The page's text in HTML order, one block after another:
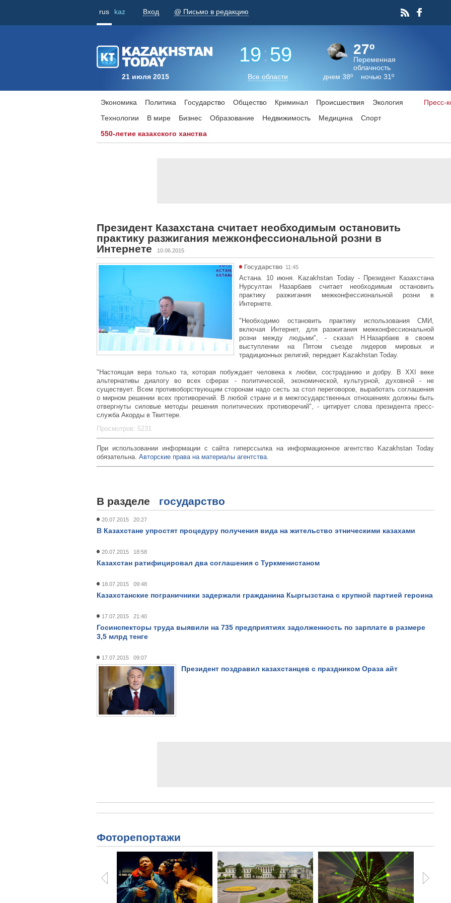
rus kaz Вход @ Письмо в редакцию
21 июля 2015
19:59
Все области
27º
Переменная
облачность
днем 38º ночью 31º
Экономика Политика Государство Общество Криминал Происшествия
Экология
Технологии
В мире Бизнес Образование Недвижимость Медицина
Спорт
550-летие казахского ханства
Пресс-
Президент Казахстана считает необходимым остановить
практику разжигания межконфессиональной розни в
Интернете
10.06.2015
Государство 11:45
Астана. 10 июня. Kazakhstan Today - Президент Казахстана
Нурсултан Назарбаев считает необходимым остановить
практику разжигания межконфессиональной розни в
Интернете.
"Необходимо остановить практику использования СМИ,
включая Интернет, для разжигания межконфессиональной
розни между людьми", - сказал Н.Назарбаев в своем
выступлении на Пятом съезде лидеров мировых и
традиционных религий, передает Kazakhstan Today.
"Настоящая вера только та, которая побуждает человека к любви, состраданию и добру. В ХХI веке
альтернативы диалогу во всех сферах - политической, экономической, культурной, духовной - не
существует. Всем противоборствующим сторонам надо сесть за стол переговоров, выработать соглашения
о мирном решении всех противоречий. В любой стране и в межгосударственных отношениях должны быть
отвергнуты силовые методы решения политических противоречий", - цитирует слова президента пресс-
служба Акорды в Твиттере.
Просмотров: 5231
При использовании информации с сайта гиперссылка на информационное агентство Kazakhstan Today
обязательна. Авторские права на материалы агентства.
В разделе государство
20.07.2015 20:27
В Казахстане упростят процедуру получения вида на жительство этническими казахами
20.07.2015 18:58
Казахстан ратифицировал два соглашения с Туркменистаном
18.07.2015 09:48
Казахстанские пограничники задержали гражданина Кыргызстана с крупной партией героина
17.07.2015 21:40
Госинспекторы труда выявили на 735 предприятиях задолженность по зарплате в размере
3,5 млрд тенге
17.07.2015 09:07
Президент поздравил казахстанцев с праздником Ораза айт
Просмотров: 18968
Фоторепортажи